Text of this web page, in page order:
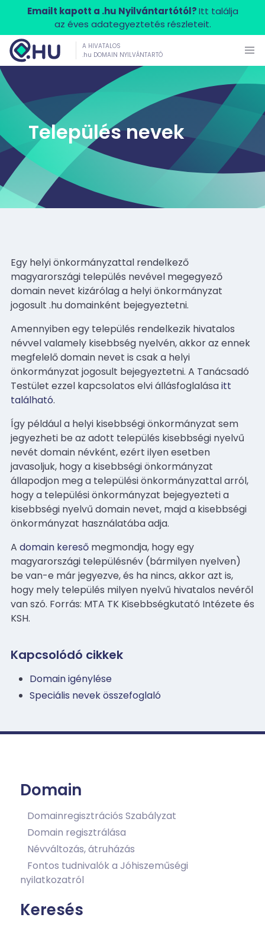
Emailt kapott a .hu Nyilvántartótól?Itt találja
az éves adategyeztetés részleteit.
A HIVATALOS
.hu DOMAIN NYILVÁNTARTÓ
Település nevek
Egy helyi önkormányzattal rendelkező
magyarországi település nevével megegyező
domain nevet kizárólag a helyi önkormányzat
jogosult .hu domainként bejegyeztetni.
Amennyiben egy település rendelkezik hivatalos
névvel valamely kisebbség nyelvén, akkor az ennek
megfelelő domain nevet is csak a helyi
önkormányzat jogosult bejegyeztetni. A Tanácsadó
Testület ezzel kapcsolatos elvi állásfoglalásaitt
található.
Így például a helyi kisebbségi önkormányzat sem
jegyezheti be az adott település kisebbségi nyelvű
nevét domain névként, ezért ilyen esetben
javasoljuk, hogy a kisebbségi önkormányzat
állapodjon meg a települési önkormányzattal arról,
hogy a települési önkormányzat bejegyezteti a
kisebbségi nyelvű domain nevet, majd a kisebbségi
önkormányzat használatába adja.
A domain kereső megmondja, hogy egy
magyarországi településnév (bármilyen nyelven)
be van-e már jegyezve, és ha nincs, akkor azt is,
hogy mely település milyen nyelvű hivatalos nevéről
van szó. Forrás: MTA TK Kisebbségkutató Intézete és
KSH.
Kapcsolódó cikkek
Domain igénylése
Speciális nevek összefoglaló
Domain
Domainregisztrációs Szabályzat
Domain regisztrálása
Névváltozás, átruházás
Fontos tudnivalók a Jóhiszeműségi
nyilatkozatról
Keresés